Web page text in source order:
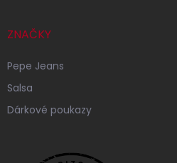
ZNAČKY
Pepe Jeans
Salsa
Dárkové poukazy